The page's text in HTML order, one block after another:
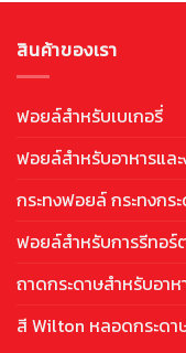
สินค้าของเรา
ฟอยล์สำหรับเบเกอรี่
ฟอยล์สำหรับอาหารแล
กระทงฟอยล์ กระทงกร
ฟอยล์สำหรับการรีทอร์
ถาดกระดาษสำหรับอาห
สี Wilton หลอดกระดา